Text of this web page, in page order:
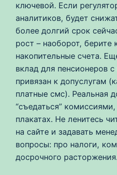
ключевой. Если
аналитиков, будет
более долгий срок
рост – наоборот, берите
накопительные счета.
вклад для пенсионеров
привязан к допуслугам
платные смс). Реальная
“съедаться”
плакатах. Не ленитесь
на сайте и задавать
вопросы: про налоги,
досрочного расторжения.